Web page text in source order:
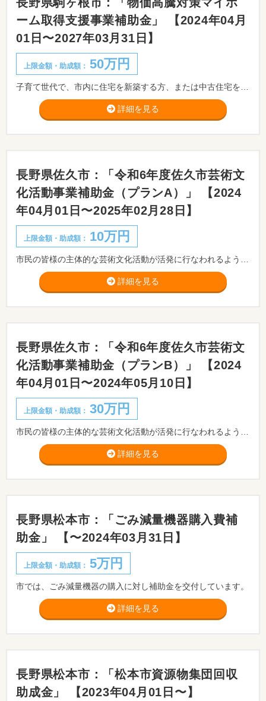
ーム取得支援事業補助金」 【2024年04月
01日〜2027年03月31日】
上限金額・助成額： 50万円
詳細を見る
長野県佐久市：「令和6年度佐久市芸術文
化活動事業補助金（プランA）」 【2024
年04月01日〜2025年02月28日】
上限金額・助成額： 10万円
詳細を見る
長野県佐久市：「令和6年度佐久市芸術文
化活動事業補助金（プランB）」 【2024
年04月01日〜2024年05月10日】
上限金額・助成額： 30万円
詳細を見る
長野県松本市：「ごみ減量機器購入費補
助金」 【〜2024年03月31日】
上限金額・助成額： 5万円
市では、ごみ減量機器の購入に対し補助金を交付しています。
詳細を見る
長野県松本市：「松本市資源物集団回収
助成金」 【2023年04月01日〜】